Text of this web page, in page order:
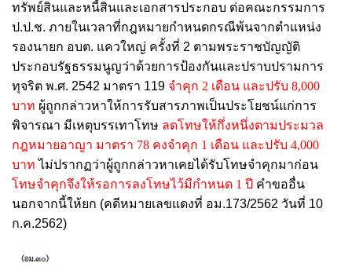
ทรัพย์สินและหนี้สินและเอกสารประกอบ ต่อคณะกรรมการ
ป.ป.ช. ภายในเวลาที่กฎหมายกำหนดกรณีพ้นจากตำแหน่ง
รองนายก อบต. แควใหญ่ ครั้งที่ 2 ตามพระราชบัญญัติ
ประกอบรัฐธรรมนูญว่าด้วยการป้องกันและปราบปรามการ
ทุจริต พ.ศ. 2542 มาตรา 119 จำคุก 2 เดือน และปรับ 8,000
บาท ผู้ถูกกล่าวหาให้การรับสารภาพเป็นประโยชน์แก่การ
พิจารณา มีเหตุบรรเทาโทษ ลดโทษให้กึ่งหนึ่งตามประมวล
กฎหมายอาญา มาตรา 78 คงจำคุก 1 เดือน และปรับ 4,000
บาท ไม่ปรากฏว่าผู้ถูกกล่าวหาเคยได้รับโทษจำคุกมาก่อน
โทษจำคุกจึงให้รอการลงโทษไว้มีกำหนด 1 ปี คำขออื่น
นอกจากนี้ให้ยก (คดีหมายเลขแดงที่ อม.173/2562 วันที่ 10
ก.ค.2562)